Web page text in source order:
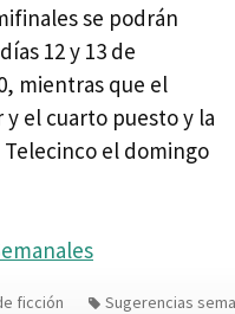
se podrán
12 y 13 de
mientras que el
el cuarto puesto y la
el domingo
ficción Sugerencias